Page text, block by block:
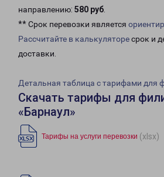
направлению: 580 руб.
** Срок перевозки является
Рассчитайте в калькуляторесрок и
доставки.
Детальная таблица с тарифами для
Скачать тарифы для
«Барнаул»
Тарифы на услуги перевозки (xlsx)